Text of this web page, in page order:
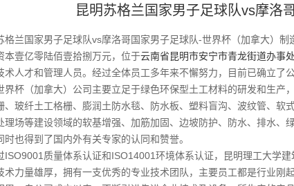
昆明苏格兰国家男子足球队vs摩洛
格兰国家男子足球队vs摩洛哥国家男子足球队-世界杯（加拿大）
本壹亿零陆佰壹拾捌万元，位于云南省昆明市安宁市青龙街道办事
术人才和管理人员。经过全体员工多年来不懈努力，目前已确立了
（加拿大）公司主要立足于绿色环保型土工材料的研发和生产
、玻纤土工格栅、膨润土防水毯、防水板、塑料盲沟、波纹管、
理场等建设领域的软基增强、加筋加固、边坡防护、防水、排水
时也得到了国内外有关专家的认同和赞誉。
ISO9001质量体系认证和ISO14001环境体系认证，昆明理工大学
术力量雄厚，拥有一支优秀的专业技术团队，主要员工都是行业